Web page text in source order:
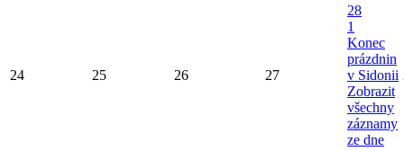
24 25 26 27
28
1
Konec
prázdnin
v Sidonii
Zobrazit
všechny
záznamy
ze dne